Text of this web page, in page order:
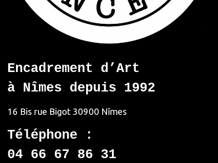
Encadrement d’Art
à Nîmes depuis 1992
16 Bis rue Bigot 30900 Nîmes
Téléphone :
04 66 67 86 31